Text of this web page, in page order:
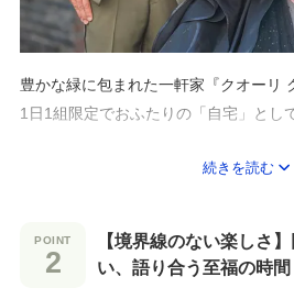
豊かな緑に包まれた一軒家『クオーリ
1日1組限定でおふたりの「自宅」とし
他のカップルやゲストとすれ違う心配
ここで過ごす時間はおふたりと大切な
す。
続きを読む
【境界線のない楽しさ
い、語り合う至福の時間